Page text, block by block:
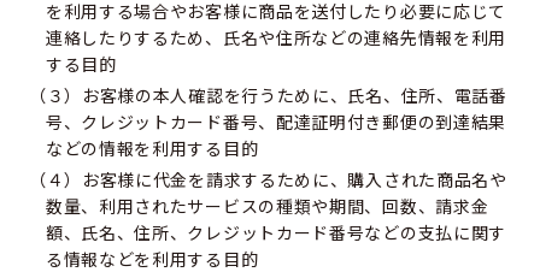
を利用する場合やお客様に商品を送付したり必要に応じて
連絡したりするため、氏名や住所などの連絡先情報を利用
する目的
（３）お客様の本人確認を行うために、氏名、住所、電話番
号、クレジットカード番号、配達証明付き郵便の到達結果
などの情報を利用する目的
（４）お客様に代金を請求するために、購入された商品名や
数量、利用されたサービスの種類や期間、回数、請求金
額、氏名、住所、クレジットカード番号などの支払に関す
る情報などを利用する目的